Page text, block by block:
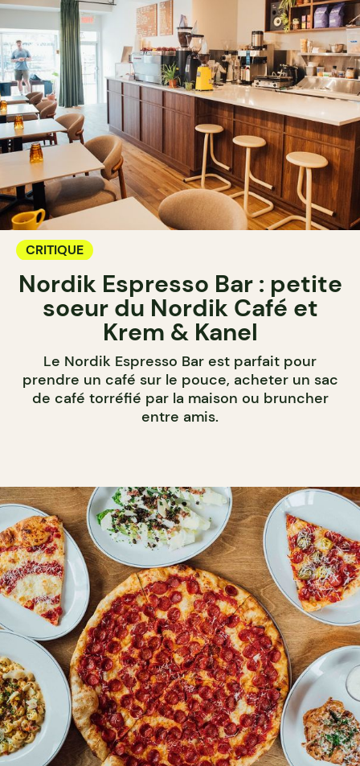
CRITIQUE
Nordik Espresso Bar : petite
soeur du Nordik Café et
Krem & Kanel
Le Nordik Espresso Bar est parfait pour
prendre un café sur le pouce, acheter un sac
de café torréfié par la maison ou bruncher
entre amis.